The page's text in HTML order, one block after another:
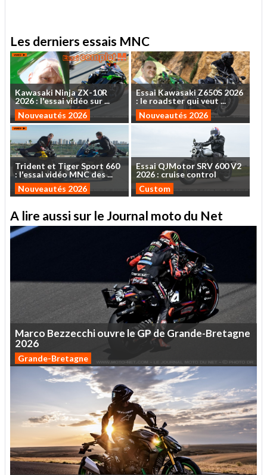
Les derniers essais MNC
Kawasaki NinjaZX-10R
2026: l'essaividéo sur...
Nouveautés 2026
Essai KawasakiZ650S 2026
: le roadsterquiveut ...
Nouveautés 2026
Trident et TigerSport 660
: l'essaividéoMNCdes...
Nouveautés 2026
EssaiQJMotorSRV 600V2
2026 : cruise control
Custom
A lire aussi sur le Journal moto du Net
Marco Bezzecchiouvre leGPde Grande-Bretagne
2026
Grande-Bretagne